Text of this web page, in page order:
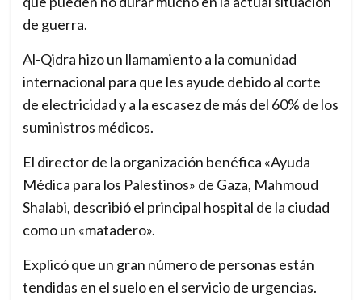
de guerra.
Al-Qidra hizo un llamamiento a la comunidad
internacional para que les ayude debido al corte
de electricidad y a la escasez de más del 60% de los
suministros médicos.
El director de la organización benéfica «Ayuda
Médica para los Palestinos» de Gaza, Mahmoud
Shalabi, describió el principal hospital de la ciudad
como un «matadero».
Explicó que un gran número de personas están
tendidas en el suelo en el servicio de urgencias.